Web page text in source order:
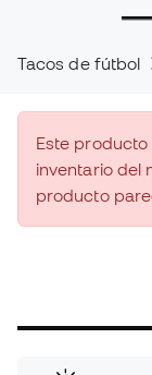
Tacos de fútbol
Este
inventario del
producto